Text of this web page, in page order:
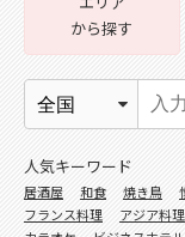
から探す
人気キーワード
居酒屋 和食 焼き鳥
フランス料理
アジア料理